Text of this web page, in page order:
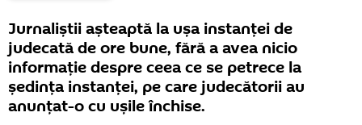
Jurnaliştii aşteaptă la uşa instanţei de
judecată de ore bune, fără a avea nicio
informaţie despre ceea ce se petrece la
şedinţa instanţei, pe care judecătorii au
anunţat-o cu uşile închise.